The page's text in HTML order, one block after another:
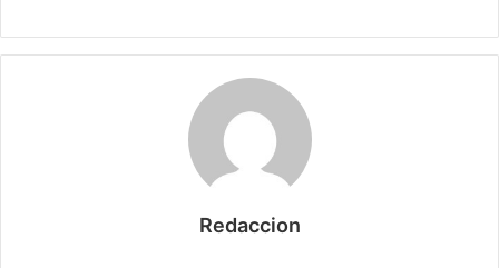
Redaccion